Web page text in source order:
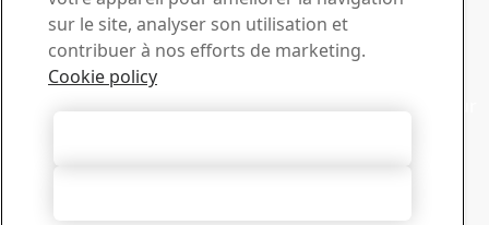
Accéder aux téléchargements
Ventes
Contactez notre service d’assistance commerciale pour
toute demande de renseignements ou d’informations sur
Support technique
sur le site, analyser son utilisation et
contribuer à nos efforts de marketing.
Cookie policy